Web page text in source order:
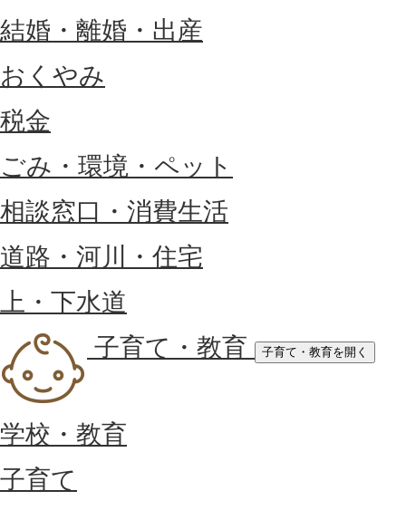
結婚・離婚・出産
おくやみ
税金
ごみ・環境・ペット
相談窓口・消費生活
道路・河川・住宅
上・下水道
子育て・教育
子育て・教育を開く
学校・教育
子育て